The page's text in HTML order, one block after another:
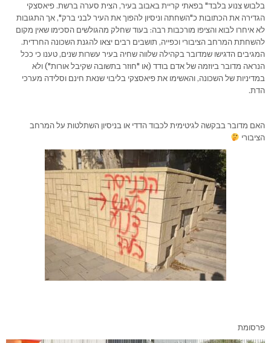
בלבוש צנוע בלבד" בפאתי קריית באבוב בעיר, הצית סערה ברשת. פיאסצקי
הגדירה את הכתובות כ"השחתה וניסיון להפוך את העיר לבני ברק", אך התגובות
לא איחרו לבוא והציפו מורכבות רבה: בעוד שחלק מהגולשים הסכימו שאין מקום
להשחתת המרחב הציבורי וכפייה, תושבים רבים יצאו להגנת השכונה החרדית.
המגיבים הדגישו שמדובר בקהילה שלווה שחיה בעיר עשרות שנים, טענו כי ככל
הנראה מדובר ביוזמה של אדם בודד (או "חוזר בתשובה שקיבל אורות") ולא
במדיניות של השכונה, והאשימו את פיאסצקי בליבוי שנאת חינם וסלידה מערכי
הדת.
האם מדובר בבקשה לגיטימית לכבוד הדדי או בניסיון השתלטות על המרחב
הציבורי
פרסומת